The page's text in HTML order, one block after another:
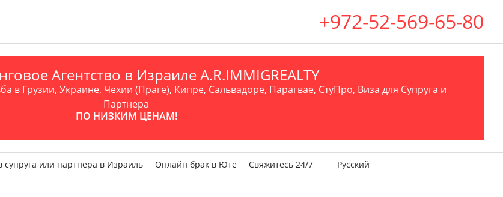
+972-52-569-65-80
Агентство в Израиле A.R.IMMIGREALTY
в Грузии, Украине, Чехии (Праге), Кипре, Сальвадоре, Парагвае, СтуПро, Виза для Супруга и
Партнера
ПО НИЗКИМ ЦЕНАМ!
супруга или партнера в Израиль Онлайн брак в Юте Свяжитесь 24/7 Русский